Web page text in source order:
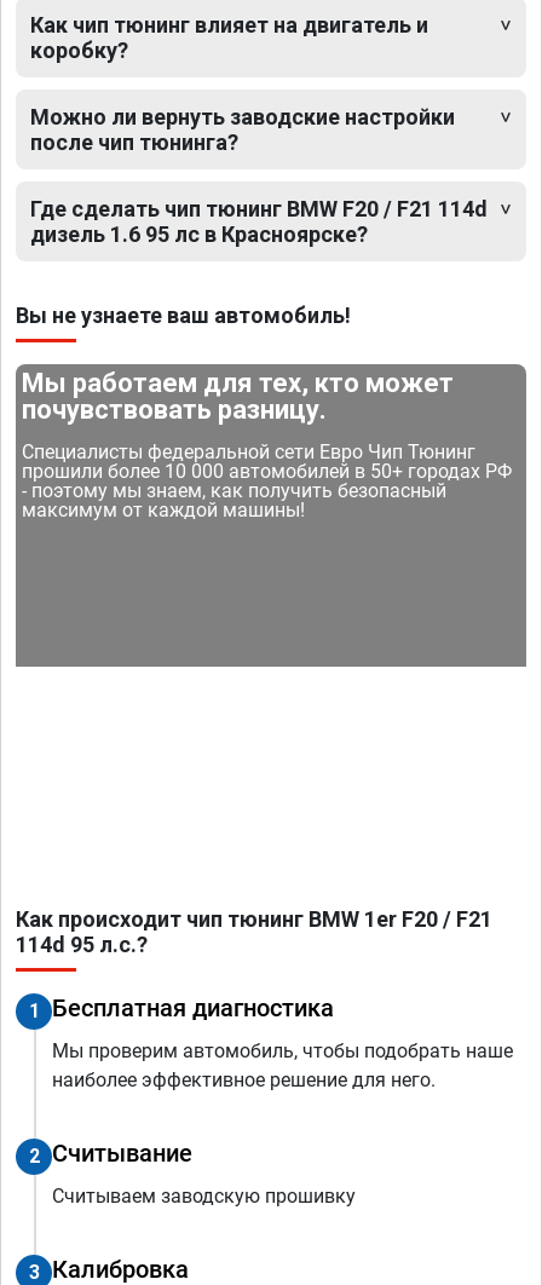
Как чип тюнинг влияет на двигатель и
коробку?
Можно ли вернуть заводские настройки
после чип тюнинга?
Где сделать чип тюнинг BMW F20 / F21 114d
дизель 1.6 95 лс в Красноярске?
Вы не узнаете ваш автомобиль!
Мы работаем для тех, кто может
почувствовать разницу.
Специалисты федеральной сети Евро Чип Тюнинг
прошили более 10 000 автомобилей в 50+ городах РФ
- поэтому мы знаем, как получить безопасный
максимум от каждой машины!
Как происходит чип тюнинг BMW 1er F20 / F21
114d 95 л.с.?
1 Бесплатная диагностика
Мы проверим автомобиль, чтобы подобрать наше
наиболее эффективное решение для него.
2 Считывание
Считываем заводскую прошивку
3 Калибровка